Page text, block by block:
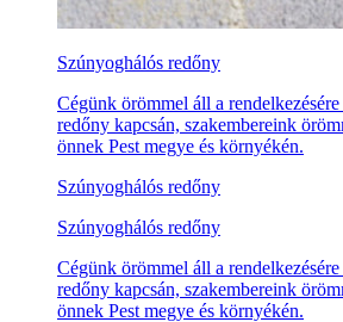
Szúnyoghálós redőny
Cégünk örömmel áll a
redőny kapcsán, szakembereink
önnek Pest megye és környékén.
Szúnyoghálós redőny
Szúnyoghálós redőny
Cégünk örömmel áll a
redőny kapcsán, szakembereink
önnek Pest megye és környékén.